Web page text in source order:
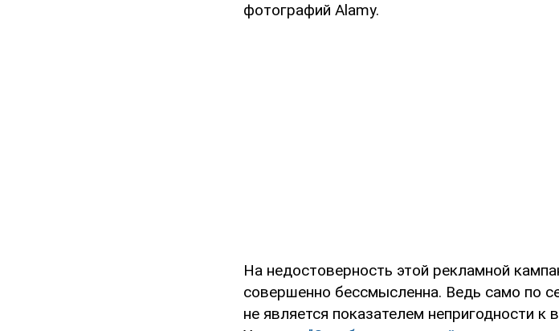
фотографий Alamy.
На недостоверность этой рекламной
совершенно бессмысленна. Ведь само по
не является показателем непригодности к